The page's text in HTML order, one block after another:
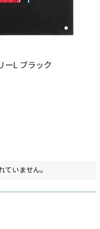
ーL ブラック
ていません。